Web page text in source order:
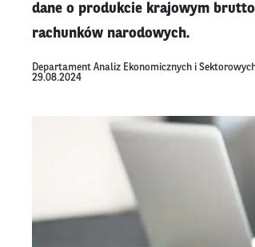
dane o produkcie krajowym
rachunków narodowych.
Departament Analiz Ekonomicznych i
29.08.2024